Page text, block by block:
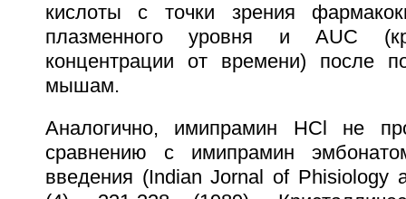
кислоты с точки зрения
плазменного уровня и AUC
концентрации от времени) после
мышам.
Аналогично, имипрамин HCl не
сравнению с имипрамин
введения (Indian Jornal of Phisiology